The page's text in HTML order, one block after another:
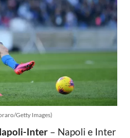
Getty Images)
Inter – Napoli e Inter